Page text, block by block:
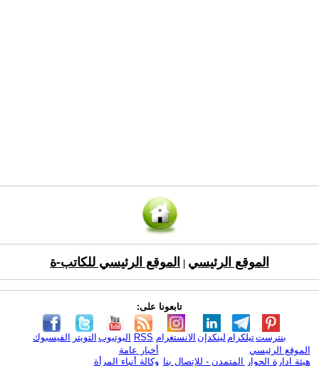
الموقع الرئيسي الموقع الرئيسي للكاتب-ة
تابعونا على:
الفيسبوك التويتر اليوتيوب RSS الانستغرام لينكدإن تيلكرامبنترست
الموقع الرئيسي
هيئة ادارة الحوار المتمدن - للإتصال بنا
أخبار عامة
وكالة أنباء المرأة